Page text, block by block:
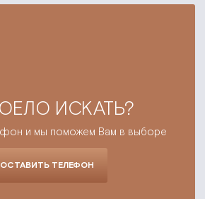
ИСКАТЬ?
и мы поможем Вам в выборе
ОСТАВИТЬ ТЕЛЕФОН